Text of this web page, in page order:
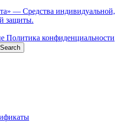
— Средства индивидуальной,
защиты.
Политика конфиденциальности
Search